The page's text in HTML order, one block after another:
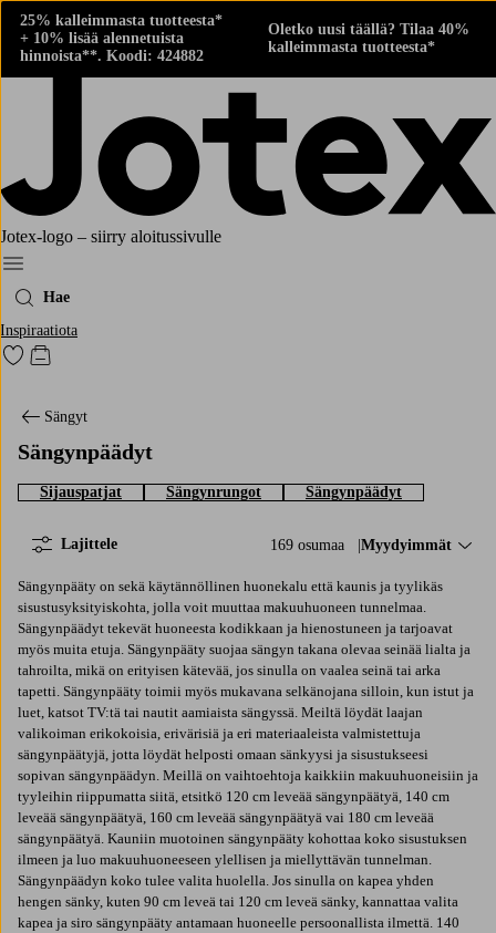
25% kalleimmasta tuotteesta*
+ 10% lisää alennetuista
hinnoista**. Koodi: 424882
Oletko uusi täällä? Tilaa 40%
kalleimmasta tuotteesta*
Jotex-logo – siirry aloitussivulle
Menu
Hae
Inspiraatiota
Siirry merkittyihin suosikkituotteisiin
Siirry ostoskoriin
Sängyt
Sängynpäädyt
Sijauspatjat Sängynrungot Sängynpäädyt
169 osumaa Lajittele:
Myydyimmät
Lajittele
Sängynpääty on sekä käytännöllinen huonekalu että kaunis ja tyylikäs
sisustusyksityiskohta, jolla voit muuttaa makuuhuoneen tunnelmaa.
Sängynpäädyt tekevät huoneesta kodikkaan ja hienostuneen ja tarjoavat
myös muita etuja. Sängynpääty suojaa sängyn takana olevaa seinää lialta ja
tahroilta, mikä on erityisen kätevää, jos sinulla on vaalea seinä tai arka
tapetti. Sängynpääty toimii myös mukavana selkänojana silloin, kun istut ja
luet, katsot TV:tä tai nautit aamiaista sängyssä. Meiltä löydät laajan
valikoiman erikokoisia, erivärisiä ja eri materiaaleista valmistettuja
sängynpäätyjä, jotta löydät helposti omaan sänkyysi ja sisustukseesi
sopivan sängynpäädyn. Meillä on vaihtoehtoja kaikkiin makuuhuoneisiin ja
tyyleihin riippumatta siitä, etsitkö 120 cm leveää sängynpäätyä, 140 cm
leveää sängynpäätyä, 160 cm leveää sängynpäätyä vai 180 cm leveää
sängynpäätyä. Kauniin muotoinen sängynpääty kohottaa koko sisustuksen
ilmeen ja luo makuuhuoneeseen ylellisen ja miellyttävän tunnelman.
Sängynpäädyn koko tulee valita huolella. Jos sinulla on kapea yhden
hengen sänky, kuten 90 cm leveä tai 120 cm leveä sänky, kannattaa valita
kapea ja siro sängynpääty antamaan huoneelle persoonallista ilmettä. 140